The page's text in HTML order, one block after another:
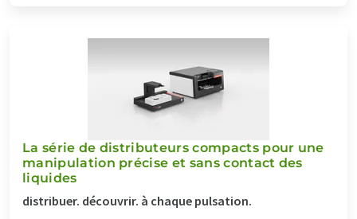
La série de distributeurs compacts pour une
manipulation précise et sans contact des
liquides
distribuer. découvrir. à chaque pulsation.